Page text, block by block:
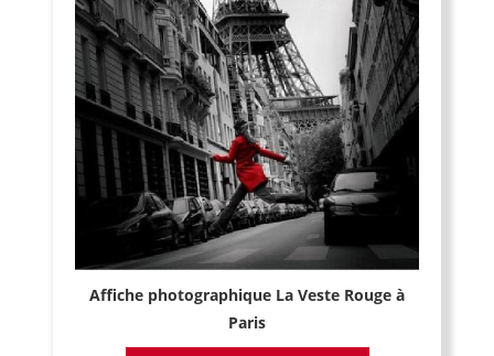
Affiche photographique La Veste Rouge à
Paris